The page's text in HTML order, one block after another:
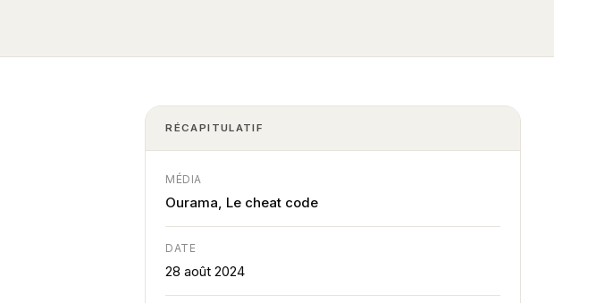
RÉCAPITULATIF
MÉDIA
Ourama, Le cheat code
DATE
28 août 2024